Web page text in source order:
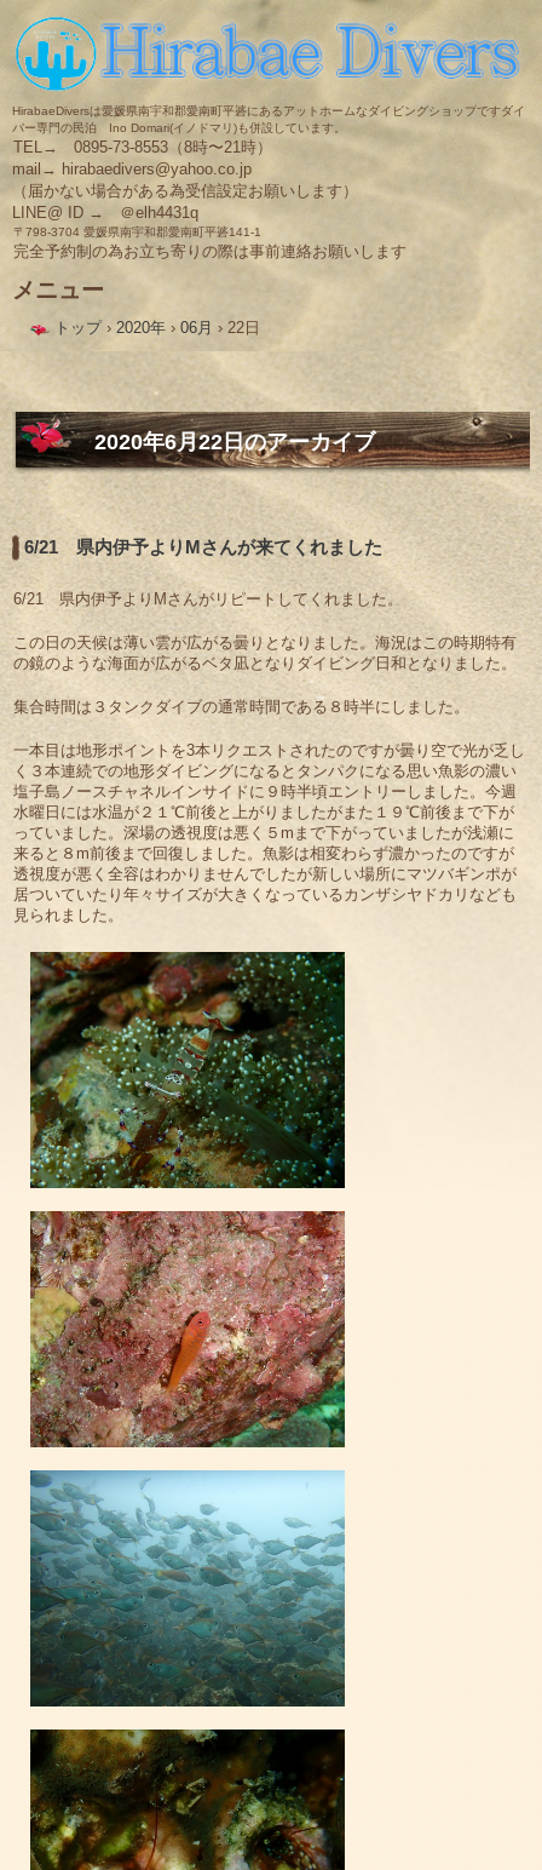
HirabaeDiversは愛媛県南宇和郡愛南町平碆にあるアットホームなダイビングショップですダイ
バー専門の民泊 Ino Domari(イノドマリ)も併設しています。
TEL→ 0895-73-8553（8時〜21時）
mail→ hirabaedivers@yahoo.co.jp
（届かない場合がある為受信設定お願いします）
LINE@ ID → ＠elh4431q
〒798-3704 愛媛県南宇和郡愛南町平碆141-1
完全予約制の為お立ち寄りの際は事前連絡お願いします
メニュー
へ
ス
キ
ッ
プ
トップ › 2020年 › 06月 › 22日
2020年6月22日のアーカイブ
6/21 県内伊予よりMさんが来てくれました
6/21 県内伊予よりMさんがリピートしてくれました。
この日の天候は薄い雲が広がる曇りとなりました。海況はこの時期特有
の鏡のような海面が広がるベタ凪となりダイビング日和となりました。
集合時間は３タンクダイブの通常時間である８時半にしました。
一本目は地形ポイントを3本リクエストされたのですが曇り空で光が乏し
く３本連続での地形ダイビングになるとタンパクになる思い魚影の濃い
塩子島ノースチャネルインサイドに９時半頃エントリーしました。今週
水曜日には水温が２１℃前後と上がりましたがまた１９℃前後まで下が
っていました。深場の透視度は悪く５mまで下がっていましたが浅瀬に
来ると８m前後まで回復しました。魚影は相変わらず濃かったのですが
透視度が悪く全容はわかりませんでしたが新しい場所にマツバギンポが
居ついていたり年々サイズが大きくなっているカンザシヤドカリなども
見られました。